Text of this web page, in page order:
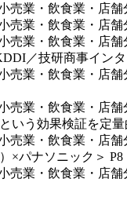
売業・飲食業・店
売業・飲食業・店
売業・飲食業・店
／技研商事イン
売業・飲食業・店
売業・飲食業・店
いう効果検証を定
売業・飲食業・店
×パナソニック＞ P8
売業・飲食業・店